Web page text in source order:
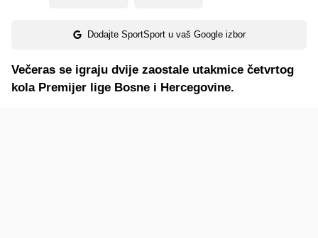
Dodajte SportSport u vaš Google izbor
Večeras se igraju dvije zaostale utakmice četvrtog
kola Premijer lige Bosne i Hercegovine.